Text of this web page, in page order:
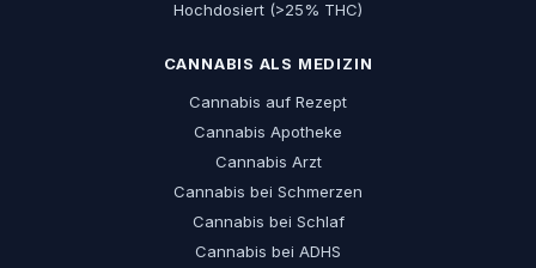
Hochdosiert (>25% THC)
CANNABIS ALS MEDIZIN
Cannabis auf Rezept
Cannabis Apotheke
Cannabis Arzt
Cannabis bei Schmerzen
Cannabis bei Schlaf
Cannabis bei ADHS